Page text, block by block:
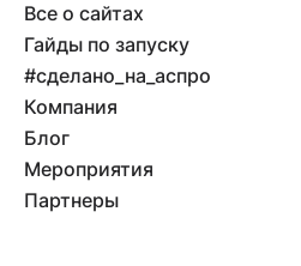
Все о сайтах
Гайды по запуску
#сделано_на_аспро
Компания
Блог
Мероприятия
Партнеры